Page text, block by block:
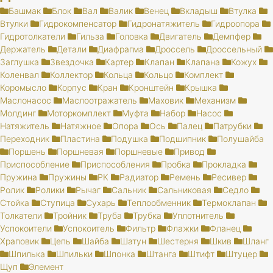
Башмак Блок Вал Валик Венец Вкладыш
Втулка
Втулки
Гидрокомпенсатор Гидронатяжитель
Гидроопора
Гидротолкатели
Гильза Головка Двигатель
Демпфер
Держатель
Детали Диафрагма Дроссель
Дроссельный
Заглушка
Звездочка Картер Клапан Клапана
Кожух
Коленвал
Коллектор Кольца Кольцо
Комплект
Коромысло
Корпус Кран Кронштейн
Крышка
Маслонасос
Маслоотражатель Маховик
Механизм
Молдинг
Моторкомплект Муфта Набор
Насос
Натяжитель
Натяжное Опора Ось Палец
Патрубки
Переходник
Пластина Подушка Подшипник
Полушайба
Поршень
Поршневая Поршневые
Привод
Приспособление
Приспособления Пробка
Прокладка
Пружина
Пружины РК Радиатор Ремень
Ресивер
Ролик
Ролики Рычаг Сальник Сальниковая
Седло
Стойка
Ступица Сухарь Теплообменник
Термоклапан
Толкатели
Тройник Труба Трубка
Уплотнитель
Успокоители
Успокоитель Фильтр Флажки
Фланец
Храповик
Цепь Шайба Шатун Шестерня Шкив
Шланг
Шпилька
Шпильки Шпонка Штанга Штифт
Штуцер
Щуп
Элемент